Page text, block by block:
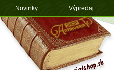
Novinky Výpredaj